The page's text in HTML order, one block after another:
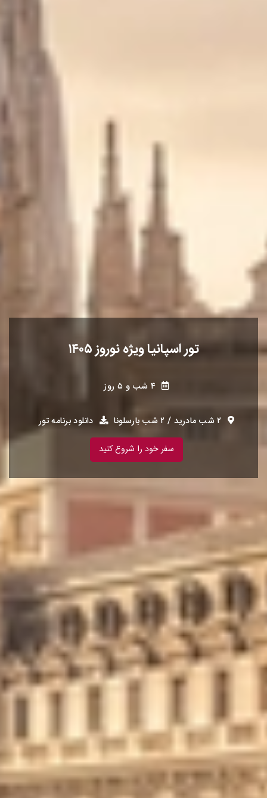
تور اسپانیا ویژه نوروز ۱۴۰۵
۴ شب و ۵ روز
۲ شب مادرید / ۲ شب بارسلونا
دانلود برنامه تور
سفر خود را شروع کنید